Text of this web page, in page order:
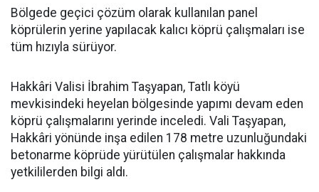
Bölgede geçici çözüm olarak kullanılan panel
köprülerin yerine yapılacak kalıcı köprü çalışmaları ise
tüm hızıyla sürüyor.
Hakkâri Valisi İbrahim Taşyapan, Tatlı köyü
mevkisindeki heyelan bölgesinde yapımı devam eden
köprü çalışmalarını yerinde inceledi. Vali Taşyapan,
Hakkâri yönünde inşa edilen 178 metre uzunluğundaki
betonarme köprüde yürütülen çalışmalar hakkında
yetkililerden bilgi aldı.